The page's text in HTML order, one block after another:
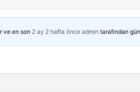
ve en son 2 ay 2 hafta önce admin tarafından